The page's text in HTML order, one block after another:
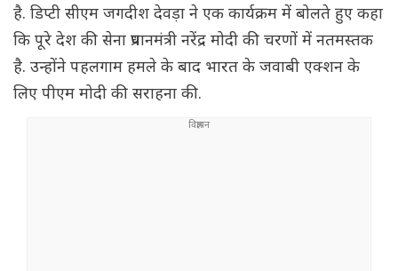
है. डिप्टी सीएम जगदीश देवड़ा ने एक कार्यक्रम में बोलते हुए कहा
कि पूरे देश की सेना प्रधानमंत्री नरेंद्र मोदी की चरणों में नतमस्तक
है. उन्होंने पहलगाम हमले के बाद भारत के जवाबी एक्शन के
लिए पीएम मोदी की सराहना की.